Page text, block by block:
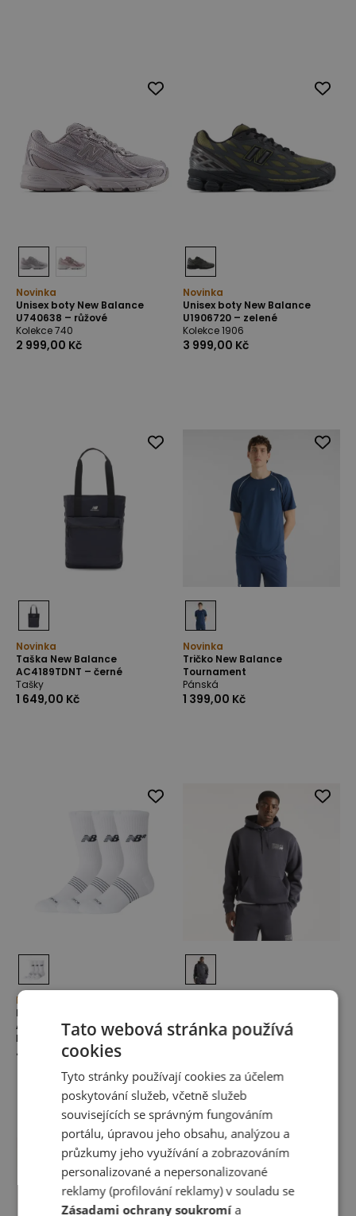
Novinka
Unisex boty New Balance
U740638 – růžové
Kolekce 740
2 999,00 Kč
Novinka
Unisex boty New Balance
U1906720 – zelené
Kolekce 1906
3 999,00 Kč
Novinka
Taška New Balance
AC4189TDNT – černé
Tašky
1 649,00 Kč
Novinka
Tričko New Balance
Tournament
Pánská
1 399,00 Kč
Novinka
Ponožky New Balance Numeric
AC0048UWT – bílé
Ponožky
499,00 Kč
Reimagined
Mikiny s kapucí
Tato webová stránka používá
cookies
Tyto stránky používají cookies za účelem
poskytování služeb, včetně služeb
souvisejících se správným fungováním
portálu, úpravou jeho obsahu, analýzou a
průzkumy jeho využívání a zobrazováním
personalizované a nepersonalizované
reklamy (profilování reklamy) v souladu se
Zásadami ochrany soukromía